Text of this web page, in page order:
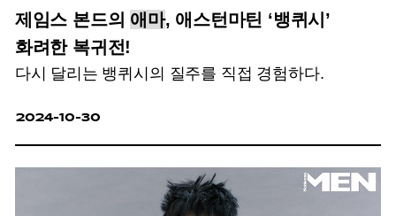
제임스 본드의 애마, 애스턴마틴 ‘뱅퀴시’
화려한 복귀전!
다시 달리는 뱅퀴시의 질주를 직접 경험하다.
2024-10-30